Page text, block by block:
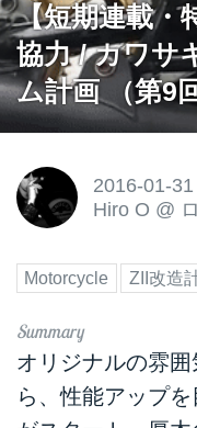
【短期連載・
協力 / カワサ
ム計画 （第9
2016-01-31
Hiro O @
Motorcycle ZII改造
オリジナルの雰
ら、性能アップ